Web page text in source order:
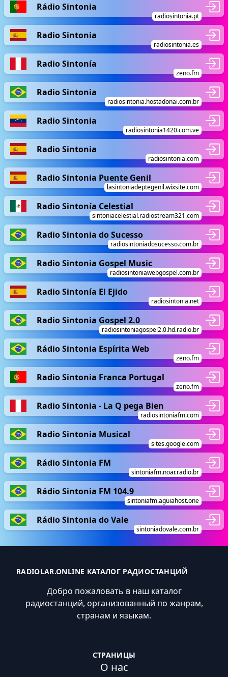
Rádio Sintonia
radiosintonia.pt
Radio Sintonia
radiosintonia.es
Radio Sintonía
zeno.fm
Radio Sintonia
radiosintonia.hostadonai.com.br
Radio Sintonia
radiosintonia1420.com.ve
Radio Sintonia
radiosintonia.com
Radio Sintonia Puente Genil
lasintoniadeptegenil.wixsite.com
Radio Sintonía Celestial
sintoniacelestial.radiostream321.com
Radio Sintonia do Sucesso
radiosintoniadosucesso.com.br
Radio Sintonia Gospel Music
radiosintoniawebgospel.com.br
Radio Sintonía El Ejido
radiosintonia.net
Radio Sintonia Gospel 2.0
radiosintoniagospel2.0.hd.radio.br
Rádio Sintonia Espírita Web
zeno.fm
Radio Sintonia Franca Portugal
zeno.fm
Radio Sintonia - La Q pega Bien
radiosintoniafm.com
Radio Sintonia Musical
sites.google.com
Rádio Sintonia FM
sintoniafm.noar.radio.br
Rádio Sintonia FM 104.9
sintoniafm.aguiahost.one
Rádio Sintonia do Vale
sintoniadovale.com.br
RADIOLAR.ONLINE КАТАЛОГ РАДИОСТАНЦИЙ
Добро пожаловать в наш каталог
радиостанций, организованный по жанрам,
странам и языкам.
СТРАНИЦЫ
О нас